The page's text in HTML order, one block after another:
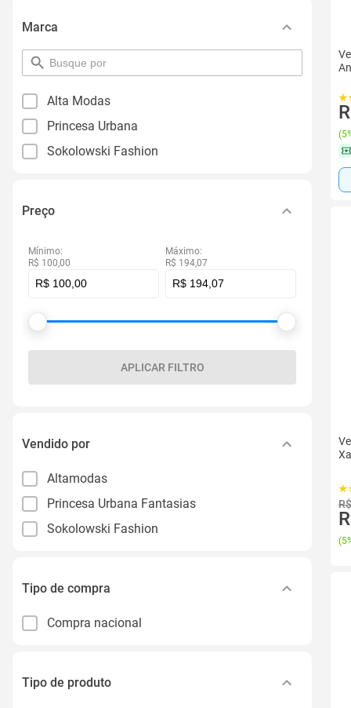
Marca
pesquisar
por
Alta Modas
Princesa Urbana
Sokolowski Fashion
Preço
Mínimo:
R$ 100,00
Máximo:
R$ 194,07
APLICAR FILTRO
Vendido por
Altamodas
Princesa Urbana Fantasias
Sokolowski Fashion
Tipo de compra
Compra nacional
Tipo de produto
(
(